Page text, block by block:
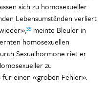
sich zu homosexueller
Lebensumständen verliert
35 meinte Bleuler in
homosexuellen
Sexualhormone riet er
zu
für einen «groben Fehler».